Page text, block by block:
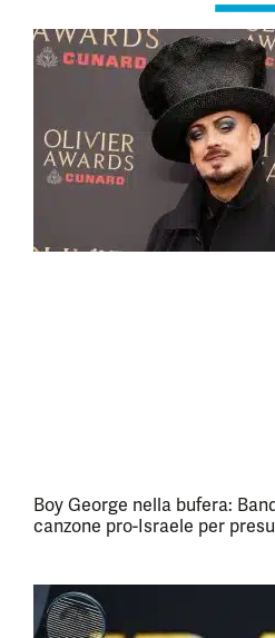
Boy George nella bufera:
canzone pro-Israele per